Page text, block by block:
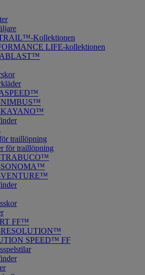
Kollektionen
LIFE-kollektionen
NIMBUS™
KAYANO™
traillöpning
för traillöpning
FF™
SPEED™ FF